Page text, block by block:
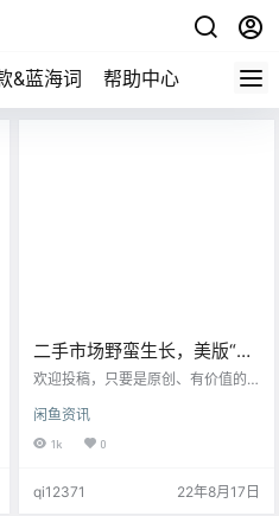
&蓝海词 帮助中心
二手市场野蛮生长，美版“闲
鱼”活跃买家数量达800万！
欢迎投稿，只要是原创、有价值的
联系客服微信：alisa198702 欢迎
「闲鱼培训团队」「供货商」「资
二手电商平台Poshmark（美版“闲
闲鱼资讯
1k 0
qi12371 22年8月17日